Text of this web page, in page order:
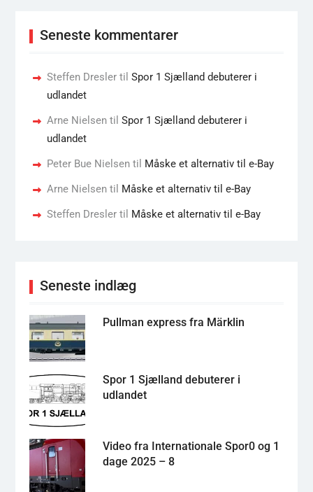
Seneste kommentarer
Steffen Dreslertil Spor 1 Sjælland debuterer i
udlandet
Arne Nielsentil Spor 1 Sjælland debuterer i
udlandet
Peter Bue Nielsentil Måske et alternativ til e-Bay
Arne Nielsentil Måske et alternativ til e-Bay
Steffen Dreslertil Måske et alternativ til e-Bay
Seneste indlæg
Pullman express fra Märklin
Spor 1 Sjælland debuterer i
udlandet
Video fra Internationale Spor0 og 1
dage 2025 – 8